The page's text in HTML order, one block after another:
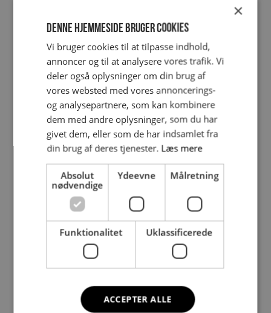
Yogamåtte, blå DKK212,50 Pilates Måtte, sort
FraDKK75,00 Yoga Bælte
×
Denne hjemmeside bruger cookies
Vi bruger cookies til at tilpasse indhold,
annoncer og til at analysere vores trafik. Vi
deler også oplysninger om din brug af
vores websted med vores annoncerings-
og analysepartnere, som kan kombinere
dem med andre oplysninger, som du har
givet dem, eller som de har indsamlet fra
din brug af deres tjenester. Læs mere
Absolut
nødvendige
Ydeevne Målretning
Funktionalitet Uklassificerede
ACCEPTER ALLE